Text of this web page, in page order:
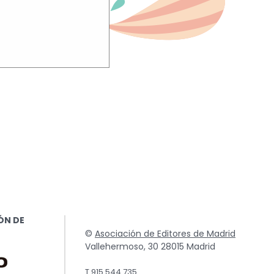
su
DE
© Asociación de Editores de Madrid
Vallehermoso, 30 28015 Madrid